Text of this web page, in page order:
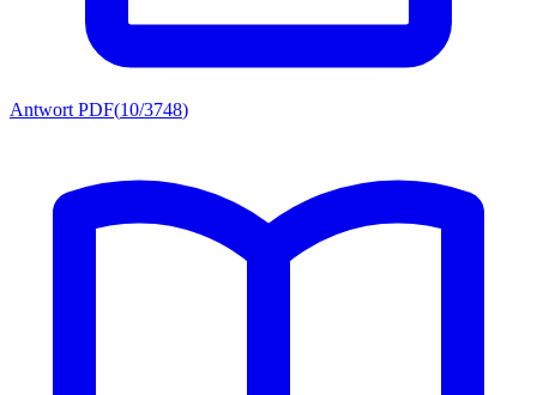
Antwort PDF(10/3748)